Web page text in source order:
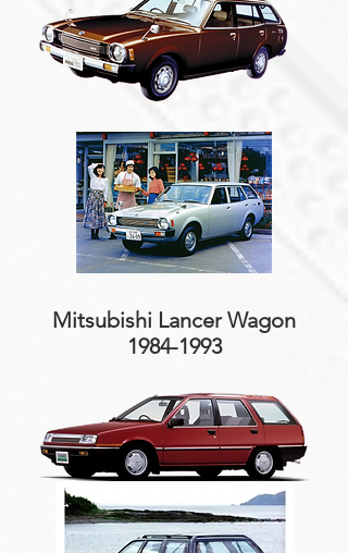
Mitsubishi Lancer Wagon
1984-1993